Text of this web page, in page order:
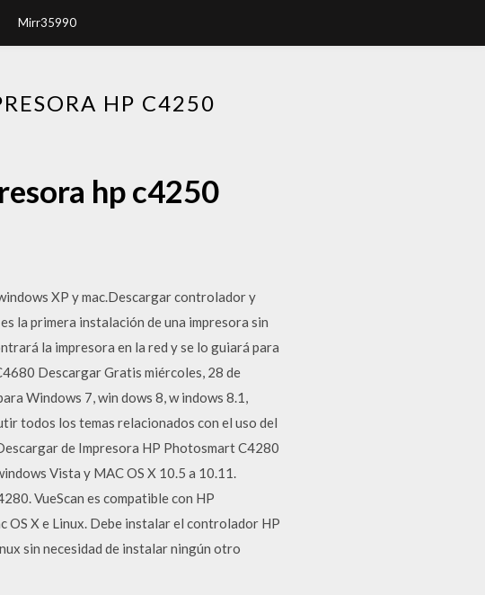
Mirr35990
HP C4250
hp c4250
XP y mac.Descargar controlador y
la primera instalación de una impresora sin
la impresora en la red y se lo guiará para
Descargar Gratis miércoles, 28 de
Windows 7, win dows 8, w indows 8.1,
todos los temas relacionados con el uso del
de Impresora HP Photosmart C4280
Vista y MAC OS X 10.5 a 10.11.
VueScan es compatible con HP
X e Linux. Debe instalar el controlador HP
sin necesidad de instalar ningún otro